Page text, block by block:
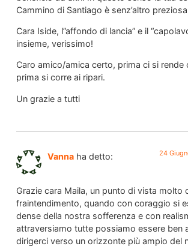
Cammino di Santiago è senz’altro
Cara Iside, l”affondo di lancia” e il
insieme, verissimo!
Caro amico/amica certo, prima ci si rende
prima si corre ai ripari.
Un grazie a tutti
Vanna ha detto: 24
Grazie cara Maila, un punto di vista molto
fraintendimento, quando con coraggio si
dense della nostra sofferenza e con
attraversiamo tutte possiamo essere ben
dirigerci verso un orizzonte più ampio del